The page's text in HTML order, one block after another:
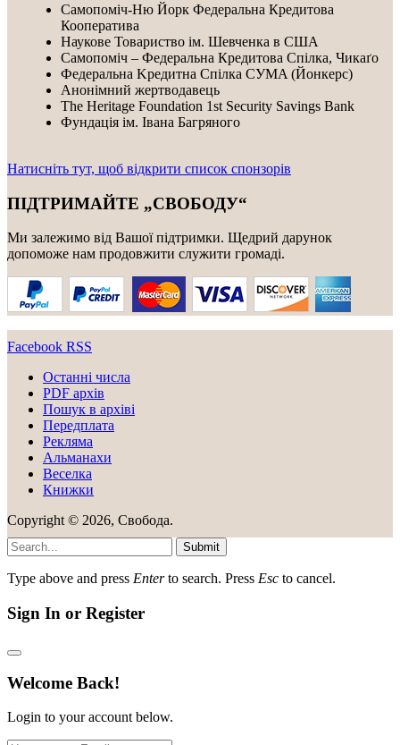
Самопоміч-Ню Йорк Федеральна Кредитова
Кооператива
Наукове Товариство ім. Шевченка в США
Самопоміч – Федеральна Кредитова Спілка, Чикаґо
Федеральнa Kредитнa Спілка CУMA (Йонкерс)
Анонімний жертводавець
The Heritage Foundation 1st Security Savings Bank
Фундація ім. Івана Багряного
Натисніть тут, щоб відкрити список спонзорів
ПІДТРИМАЙТЕ „СВОБОДУ“
Ми залежимо від Вашої підтримки. Щедрий дарунок
допоможе нам продовжити служити громаді.
Facebook RSS
Останні числа
PDF архів
Пошук в архіві
Передплата
Рекляма
Альманахи
Веселка
Книжки
Copyright © 2026, Свобода.
Submit
Type above and press Enterto search. Press Esc to cancel.
Sign In or Register
Welcome Back!
Login to your account below.